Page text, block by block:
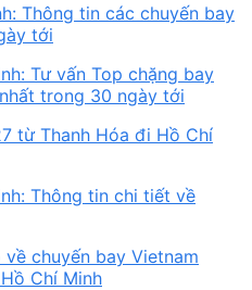
Thông tin các chuyến bay
tới
Tư vấn Top chặng bay
trong 30 ngày tới
từ Thanh Hóa đi Hồ Chí
Thông tin chi tiết về
chuyến bay Vietnam
Chí Minh